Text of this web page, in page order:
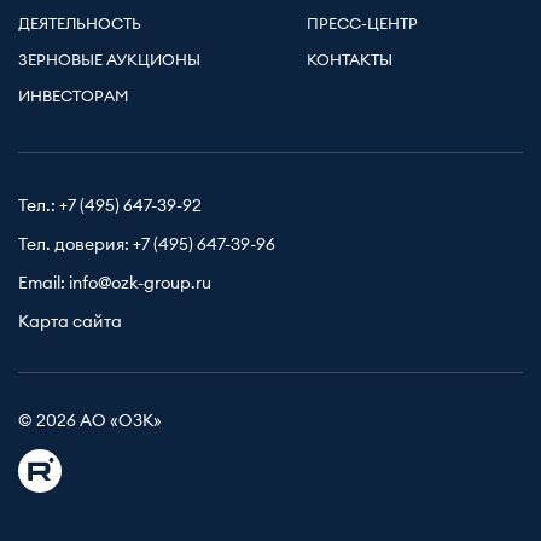
ДЕЯТЕЛЬНОСТЬ
ЗЕРНОВЫЕ АУКЦИОНЫ
ИНВЕСТОРАМ
ПРЕСС-ЦЕНТР
КОНТАКТЫ
© 2026 АО «ОЗК»
Тел.: +7 (495) 647-39-92
Тел. доверия: +7 (495) 647-39-96
Email: info@ozk-group.ru
Карта сайта